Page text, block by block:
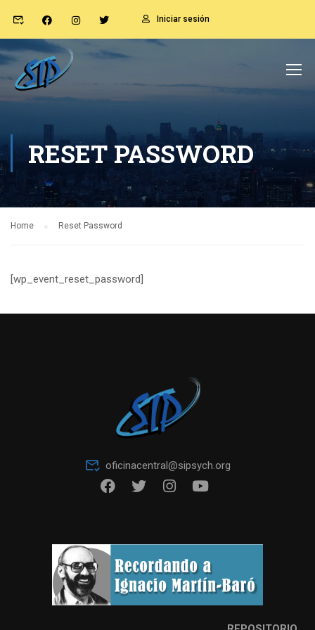
Iniciar sesión
RESET PASSWORD
Home Reset Password
[wp_event_reset_password]
oficinacentral@sipsych.org